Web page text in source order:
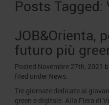
Numeri della fiera
Parità di genere
Codice Etico
Responsabilità Sociale d’Impresa
Accredito Stampa
Contatti Ufficio Stampa
Contatti
Posts Tagged:
JOB&Orienta,
futuro più
Posted Novembre 27th, 2021
filed under News.
Tre giornate dedicate ai
green e digitale. Alla Fiera di